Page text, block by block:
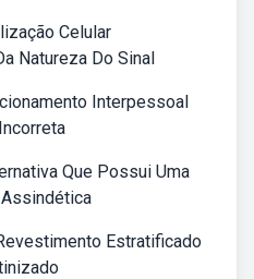
Celular
Natureza Do Sinal
Interpessoal
Que Possui Uma
Estratificado